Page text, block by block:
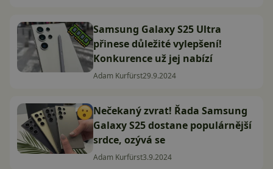
Samsung Galaxy S25 Ultra
přinese důležité vylepšení!
Konkurence už jej nabízí
Adam Kurfürst29.9.2024
Nečekaný zvrat! Řada Samsung
Galaxy S25 dostane populárnější
srdce, ozývá se
Adam Kurfürst3.9.2024